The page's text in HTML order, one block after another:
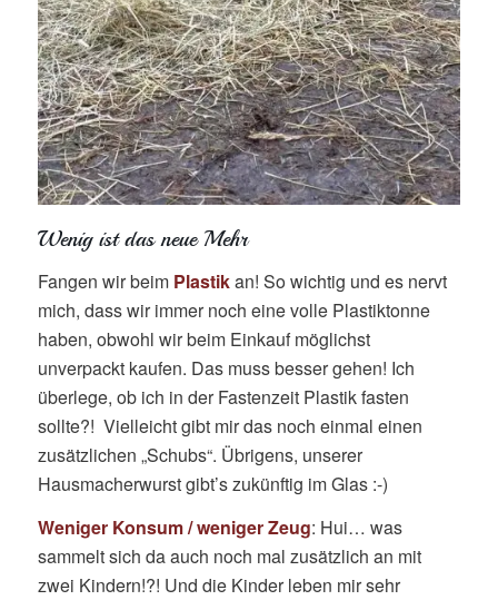
Wenig ist das neue Mehr
Fangen wir beim Plastikan! So wichtig und es nervt
mich, dass wir immer noch eine volle Plastiktonne
haben, obwohl wir beim Einkauf möglichst
unverpackt kaufen. Das muss besser gehen! Ich
überlege, ob ich in der Fastenzeit Plastik fasten
sollte?! Vielleicht gibt mir das noch einmal einen
zusätzlichen „Schubs“. Übrigens, unserer
Hausmacherwurst gibt’s zukünftig im Glas :-)
Weniger Konsum / weniger Zeug: Hui… was
sammelt sich da auch noch mal zusätzlich an mit
zwei Kindern!?! Und die Kinder leben mir sehr